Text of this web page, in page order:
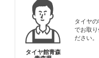
タイヤ館青森
タイヤ
でお取
ださい。